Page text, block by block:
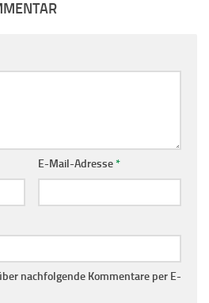
E-Mail-Adresse*
nachfolgende Kommentare per E-